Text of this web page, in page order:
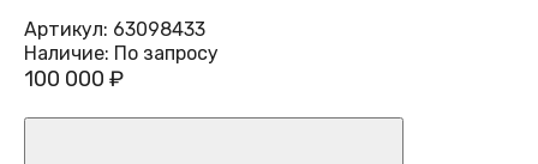
Артикул: 63098433
Наличие: По запросу
100 000 ₽